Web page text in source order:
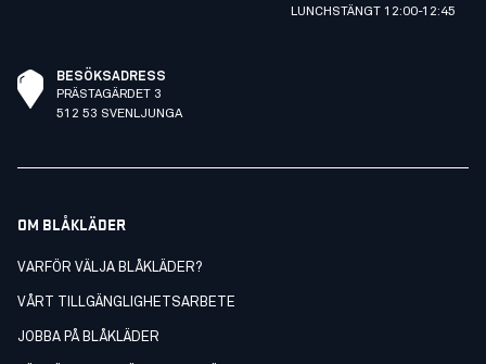
LUNCHSTÄNGT 12:00-12:45
BESÖKSADRESS
PRÄSTAGÄRDET 3
512 53 SVENLJUNGA
OM BLÅKLÄDER
VARFÖR VÄLJA BLÅKLÄDER?
VÅRT TILLGÄNGLIGHETSARBETE
JOBBA PÅ BLÅKLÄDER